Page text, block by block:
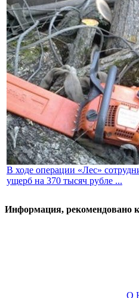
В ходе операции «Лес»
ущерб на 370 тысяч рубле ...
Информация, рекомендовано
О